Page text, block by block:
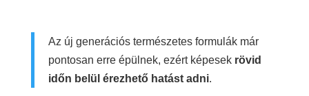
Az új generációs természetes formulák már
pontosan erre épülnek, ezért képesek rövid
időn belül érezhető hatást adni.